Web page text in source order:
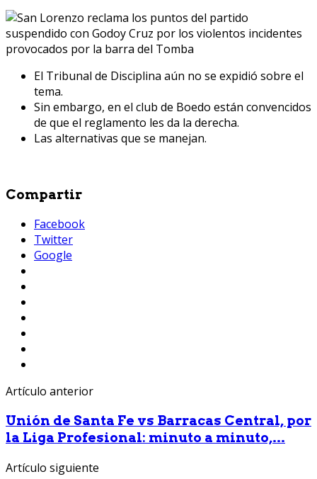
El Tribunal de Disciplina aún no se expidió sobre el
tema.
Sin embargo, en el club de Boedo están convencidos
de que el reglamento les da la derecha.
Las alternativas que se manejan.
Compartir
Facebook
Twitter
Google
Artículo anterior
Unión de Santa Fe vs Barracas Central, por
la Liga Profesional: minuto a minuto,...
Artículo siguiente